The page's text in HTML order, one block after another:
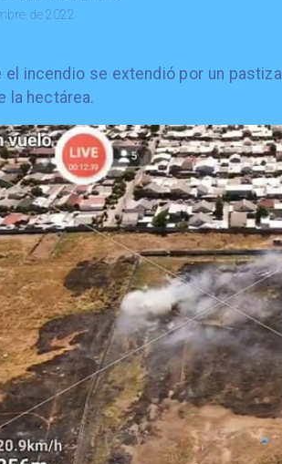
de 2022
el incendio se extendió por un
la hectárea.